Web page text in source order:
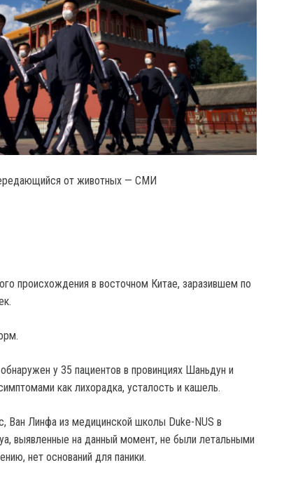
от животных — СМИ
происхождения в восточном Китае, заразившем по
у 35 пациентов в провинциях Шаньдун и
как лихорадка, усталость и кашель.
Ван Линфа из медицинской школы Duke-NUS в
выявленные на данный момент, не были летальными
нет оснований для паники.